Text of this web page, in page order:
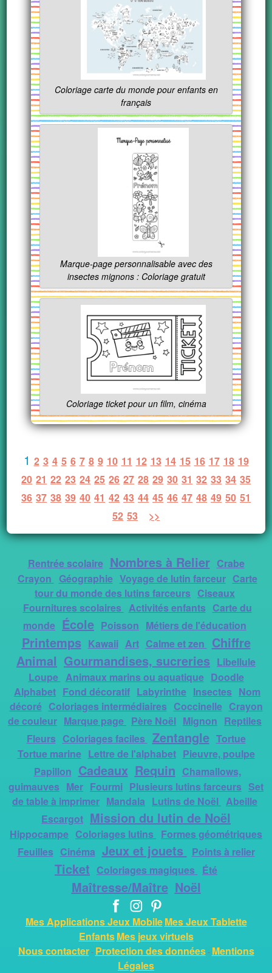
Coloriage carte du monde pour enfants en
français
Marque-page personnalisable avec des
insectes mignons : Coloriage gratuit
Coloriage ticket pour un film, cinéma
1 2 3 4 5 6 7 8 9 10 11 12 13 14 15 16 17 18 19
20 21 22 23 24 25 26 27 28 29 30 31 32 33 34 35
36 37 38 39 40 41 42 43 44 45 46 47 48 49 50 51
52 53 >>
Rentrée scolaire Nombres à Relier Crabe
Crayon Géographie Voyage de lutin farceur Carte
tour du monde des lutins farceurs Ciseaux
Fournitures scolaires Activités enfants Carte du
monde École Poisson Métiers de l'éducation
Printemps Kawaii Art Calme et zen
Chiffre
Animal Gourmandises, sucreries Libellule
Loupe Animaux marins ou aquatique Doodle
Alphabet Fond décoratif Labyrinthe Insectes Nom
décoré Coloriages intermédiaires Coccinelle Crayon
de couleur Marque page Père Noël Mignon Reptiles
Fleurs Coloriages faciles Zentangle Tortue
Tortue marine Lettre de l'alphabet Pieuvre, poulpe
Papillon Cadeaux Requin Chamallows,
guimauves Mer Fourmi Plusieurs lutins farceurs Set
de table à imprimer Mandala Lutins de Noël Abeille
Escargot Mission du lutin de Noël
Hippocampe Coloriages lutins
Formes géométriques
Feuilles Cinéma Jeux et jouets Points à relier
Ticket Coloriages magiques Été
Maîtresse/Maître Noël
Mes Applications Jeux MobileMes Jeux Tablette
EnfantsMes jeux virtuels
Nous contacter- Protection des données- Mentions
Légales